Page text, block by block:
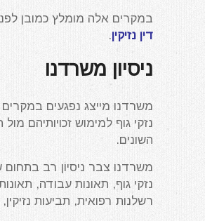
במקרים אלה מומלץ כמובן
דין נזיקין.
ניסיון משרדנו
משרדנו מייצג נפגעים
נזקי גוף למימוש זכויותיהם מול
השונים.
משרדנו צבר ניסיון רב בתחום
נזקי גוף, תאונות עבודה,
רשלנות רפואית, תביעות נזיקין,